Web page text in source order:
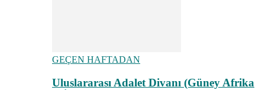
GEÇEN HAFTADAN
Uluslararası Adalet Divanı (Güney Afrika